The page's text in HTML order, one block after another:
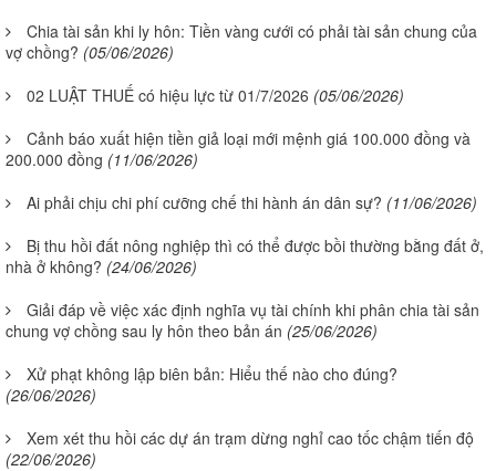
Chia tài sản khi ly hôn: Tiền vàng cưới có phải tài sản chung của
vợ chồng? (05/06/2026)
02 LUẬT THUẾ có hiệu lực từ 01/7/2026 (05/06/2026)
Cảnh báo xuất hiện tiền giả loại mới mệnh giá 100.000 đồng và
200.000 đồng (11/06/2026)
Ai phải chịu chi phí cưỡng chế thi hành án dân sự? (11/06/2026)
Bị thu hồi đất nông nghiệp thì có thể được bồi thường bằng đất ở,
nhà ở không? (24/06/2026)
Giải đáp về việc xác định nghĩa vụ tài chính khi phân chia tài sản
chung vợ chồng sau ly hôn theo bản án (25/06/2026)
Xử phạt không lập biên bản: Hiểu thế nào cho đúng?
(26/06/2026)
Xem xét thu hồi các dự án trạm dừng nghỉ cao tốc chậm tiến độ
(22/06/2026)